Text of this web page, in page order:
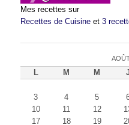
Mes recettes sur
Recettes de Cuisine et 3
L M M
3
4 5
10
11 12
17
18 19